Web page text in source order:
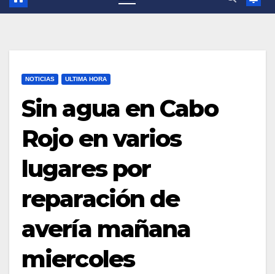
NOTICIAS ULTIMA HORA
Sin agua en Cabo
Rojo en varios
lugares por
reparación de
avería mañana
miercoles